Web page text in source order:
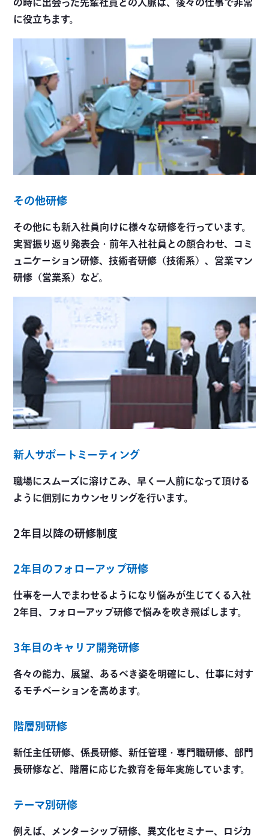
の時に出会った先輩社員との人脈は、後々の仕事で非常
に役立ちます。
その他研修
その他にも新入社員向けに様々な研修を行っています。
実習振り返り発表会・前年入社社員との顔合わせ、コミ
ュニケーション研修、技術者研修（技術系）、営業マン
研修（営業系）など。
新人サポートミーティング
職場にスムーズに溶けこみ、早く一人前になって頂ける
ように個別にカウンセリングを行います。
2年目以降の研修制度
2年目のフォローアップ研修
仕事を一人でまわせるようになり悩みが生じてくる入社
2年目、フォローアップ研修で悩みを吹き飛ばします。
3年目のキャリア開発研修
各々の能力、展望、あるべき姿を明確にし、仕事に対す
るモチベーションを高めます。
階層別研修
新任主任研修、係長研修、新任管理・専門職研修、部門
長研修など、階層に応じた教育を毎年実施しています。
テーマ別研修
例えば、メンターシップ研修、異文化セミナー、ロジカ